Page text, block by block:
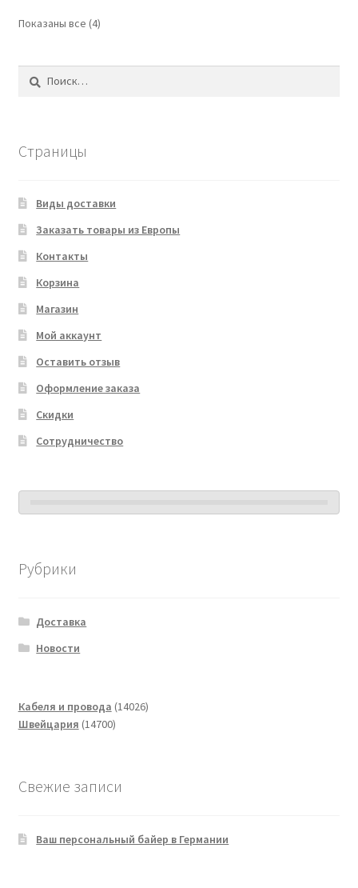
Показаны все (4)
Страницы
Виды доставки
Заказать товары из Европы
Контакты
Корзина
Магазин
Мой аккаунт
Оставить отзыв
Оформление заказа
Скидки
Сотрудничество
Рубрики
Доставка
Новости
Кабеля и провода 1402614026
Швейцария 1470014700
Свежие записи
Ваш персональный байер в Германии